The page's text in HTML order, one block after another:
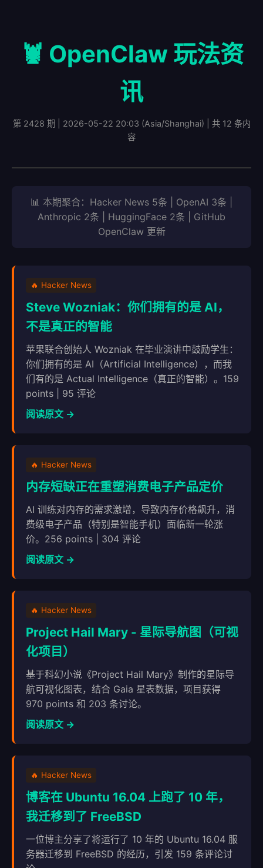
🦞 OpenClaw 玩法资
讯
第 2428 期 | 2026-05-22 20:03 (Asia/Shanghai) | 共 12 条内
容
📊 本期聚合：Hacker News 5条 | OpenAI 3条 |
Anthropic 2条 | HuggingFace 2条 | GitHub
OpenClaw 更新
🔥 Hacker News
Steve Wozniak：你们拥有的是 AI，
不是真正的智能
苹果联合创始人 Wozniak 在毕业演讲中鼓励学生：
你们拥有的是 AI（Artificial Intelligence），而我
们有的是 Actual Intelligence（真正的智能）。159
points | 95 评论
阅读原文 →
🔥 Hacker News
内存短缺正在重塑消费电子产品定价
AI 训练对内存的需求激增，导致内存价格飙升，消
费级电子产品（特别是智能手机）面临新一轮涨
价。256 points | 304 评论
阅读原文 →
🔥 Hacker News
Project Hail Mary - 星际导航图（可视
化项目）
基于科幻小说《Project Hail Mary》制作的星际导
航可视化图表，结合 Gaia 星表数据，项目获得
970 points 和 203 条讨论。
阅读原文 →
🔥 Hacker News
博客在 Ubuntu 16.04 上跑了 10 年，
我迁移到了 FreeBSD
一位博主分享了将运行了 10 年的 Ubuntu 16.04 服
务器迁移到 FreeBSD 的经历，引发 159 条评论讨